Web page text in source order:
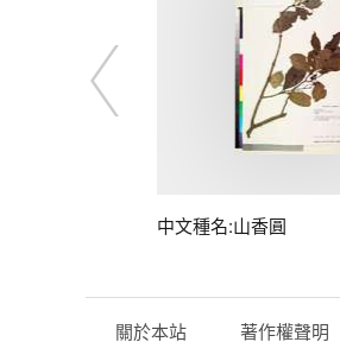
中文種名:山香圓
關於本站 著作權聲明